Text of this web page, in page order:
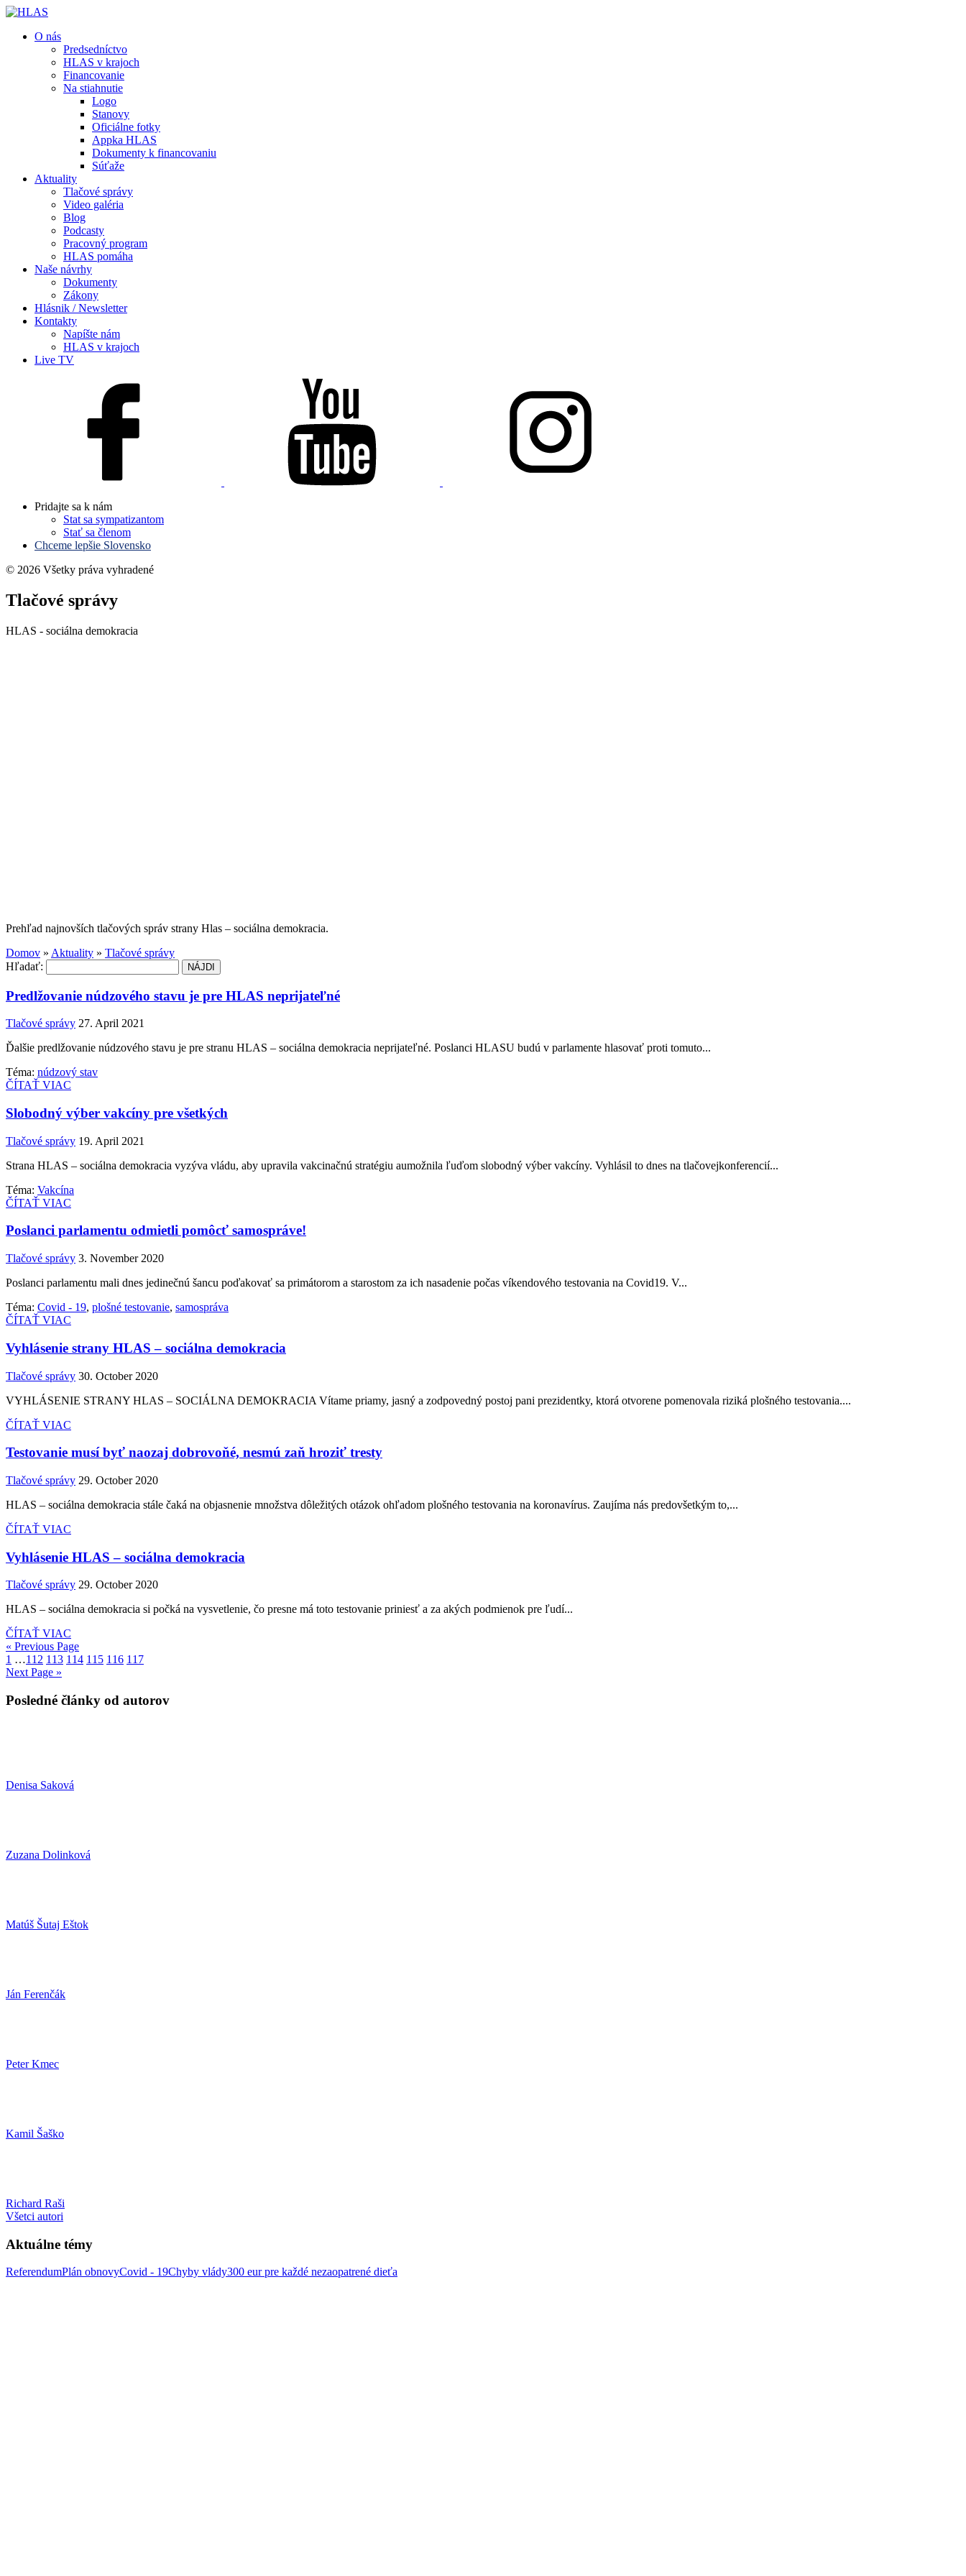
O nás
Predsedníctvo
HLAS v krajoch
Financovanie
Na stiahnutie
Logo
Stanovy
Oficiálne fotky
Appka HLAS
Dokumenty k financovaniu
Súťaže
Aktuality
Tlačové správy
Video galéria
Blog
Podcasty
Pracovný program
HLAS pomáha
Naše návrhy
Dokumenty
Zákony
Hlásnik / Newsletter
Kontakty
Napíšte nám
HLAS v krajoch
Live TV
Pridajte sa k nám
Stat sa sympatizantom
Stať sa členom
Chceme lepšie Slovensko
© 2026 Všetky práva vyhradené
Tlačové správy
HLAS - sociálna demokracia
Prehľad najnovších tlačových správ strany Hlas – sociálna demokracia.
Domov » Aktuality » Tlačové správy
Hľadať:
Predlžovanie núdzového stavu je pre HLAS neprijateľné
Tlačové správy 27. April 2021
Ďalšie predlžovanie núdzového stavu je pre stranu HLAS – sociálna demokracia neprijateľné. Poslanci HLASU budú v parlamente hlasovať proti tomuto...
Téma: núdzový stav
ČÍTAŤ VIAC
Slobodný výber vakcíny pre všetkých
Tlačové správy 19. April 2021
Strana HLAS – sociálna demokracia vyzýva vládu, aby upravila vakcinačnú stratégiu aumožnila ľuďom slobodný výber vakcíny. Vyhlásil to dnes na tlačovejkonferencií...
Téma: Vakcína
ČÍTAŤ VIAC
Poslanci parlamentu odmietli pomôcť samospráve!
Tlačové správy 3. November 2020
Poslanci parlamentu mali dnes jedinečnú šancu poďakovať sa primátorom a starostom za ich nasadenie počas víkendového testovania na Covid19. V...
Téma: Covid - 19, plošné testovanie, samospráva
ČÍTAŤ VIAC
Vyhlásenie strany HLAS – sociálna demokracia
Tlačové správy 30. October 2020
VYHLÁSENIE STRANY HLAS – SOCIÁLNA DEMOKRACIA Vítame priamy, jasný a zodpovedný postoj pani prezidentky, ktorá otvorene pomenovala riziká plošného testovania....
ČÍTAŤ VIAC
Testovanie musí byť naozaj dobrovoňé, nesmú zaň hroziť tresty
Tlačové správy 29. October 2020
HLAS – sociálna demokracia stále čaká na objasnenie množstva dôležitých otázok ohľadom plošného testovania na koronavírus. Zaujíma nás predovšetkým to,...
ČÍTAŤ VIAC
Vyhlásenie HLAS – sociálna demokracia
Tlačové správy 29. October 2020
HLAS – sociálna demokracia si počká na vysvetlenie, čo presne má toto testovanie priniesť a za akých podmienok pre ľudí...
ČÍTAŤ VIAC
« Previous Page
1 …112 113 114 115 116 117
Next Page »
Posledné články od autorov
Denisa Saková
Zuzana Dolinková
Matúš Šutaj Eštok
Ján Ferenčák
Peter Kmec
Kamil Šaško
Richard Raši
Všetci autori
Aktuálne témy
ReferendumPlán obnovyCovid - 19Chyby vlády300 eur pre každé nezaopatrené dieťa